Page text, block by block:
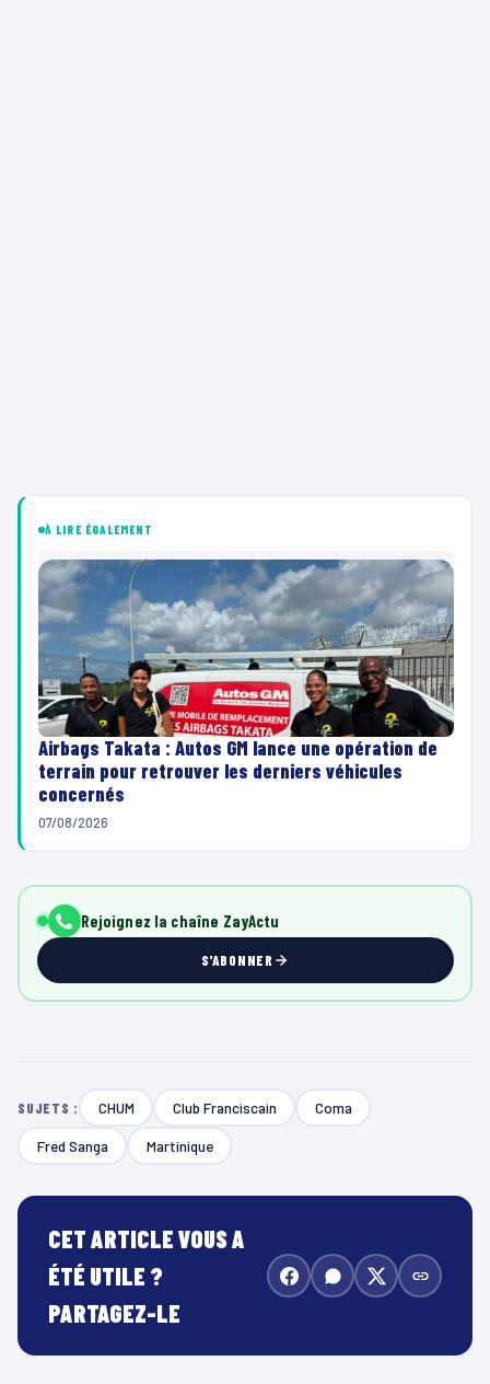
À LIRE ÉGALEMENT
Airbags Takata : Autos GM lance une opération de
terrain pour retrouver les derniers véhicules
concernés
07/08/2026
Rejoignez la chaîne ZayActu
S'ABONNER
SUJETS : CHUM Club Franciscain Coma
Fred Sanga Martinique
CET ARTICLE VOUS A
ÉTÉ UTILE ?
PARTAGEZ-LE